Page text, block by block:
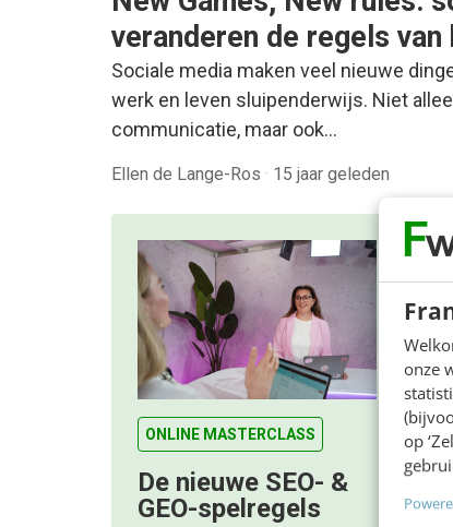
onze
op
veranderen de regels van
Sociale media maken veel nieuwe
werk en leven sluipenderwijs. Niet
communicatie, maar ook…
Ellen de Lange-Ros · 15 jaar geleden
ONLINE MASTERCLASS
De nieuwe SEO- &
GEO-spelregels